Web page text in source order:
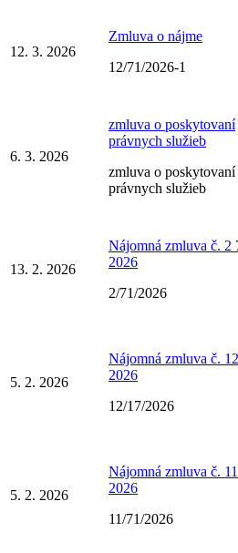
12. 3. 2026
Zmluva o nájme
12/71/2026-1
6. 3. 2026
zmluva o poskytovaní
právnych služieb
zmluva o poskytovaní
právnych služieb
13. 2. 2026
Nájomná zmluva č. 2
2026
2/71/2026
5. 2. 2026
Nájomná zmluva č.
2026
12/17/2026
5. 2. 2026
Nájomná zmluva č.
2026
11/71/2026